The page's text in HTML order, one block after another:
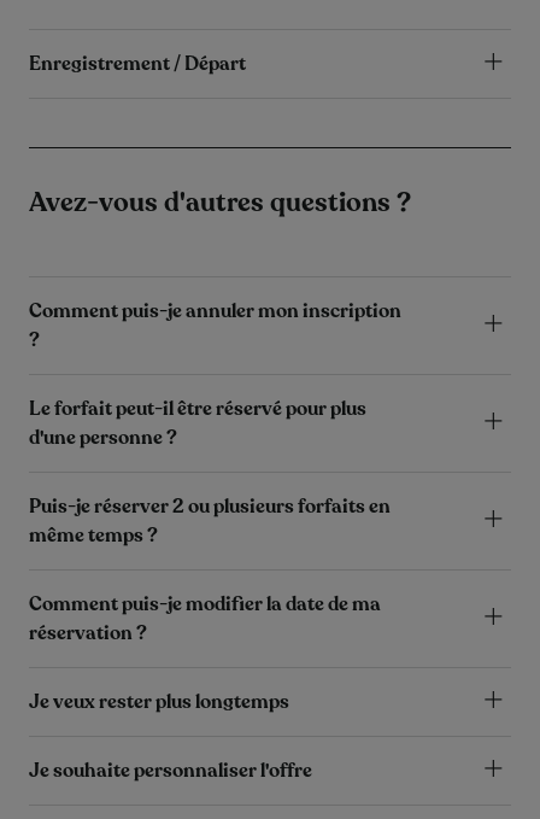
Enregistrement / Départ
Avez-vous d'autres questions ?
Comment puis-je annuler mon inscription
?
Le forfait peut-il être réservé pour plus
d'une personne ?
Puis-je réserver 2 ou plusieurs forfaits en
même temps ?
Comment puis-je modifier la date de ma
réservation ?
Je veux rester plus longtemps
Je souhaite personnaliser l'offre